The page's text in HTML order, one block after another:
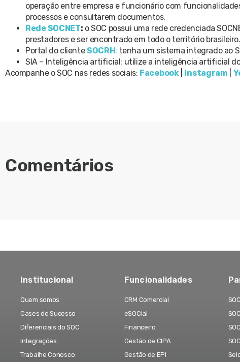
operação entre empresa e funcionário com
processos e consultarem documentos.
Rede SOCNET: o SOC possui uma rede credenciada
prestadores e ser encontrado em todo o território brasileiro.
Portal do clienteSOCRH: tenha um sistema integrado ao
SIA – Inteligência artificial: utilize a inteligência artificial
Acompanhe o SOC nas redes sociais: Facebook Instagram
Comentários
Institucional
Quem somos
Cases de Sucesso
Diferenciais do SOC
Integrações
Trabalhe Conosco
Funcionalidades
CRM Comercial
eSOCial
Financeiro
Gestão de CIPA
Gestão de EPI